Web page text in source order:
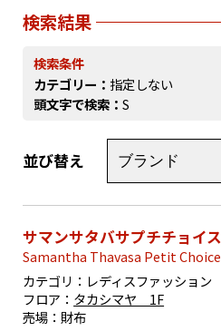
検索結果
検索条件
カテゴリー： 指定しない
頭文字で検索：S
並び替え
サマンサタバサプチチョイス
Samantha Thavasa Petit Choice
カテゴリ： レディスファッション
フロア： タカシマヤ 1F
売場： 財布